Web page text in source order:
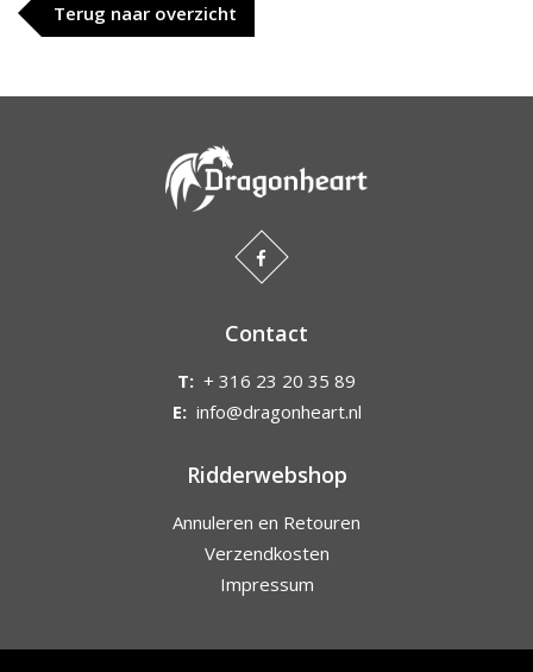
Terug naar overzicht
Contact
T: + 316 23 20 35 89
E: info@dragonheart.nl
Ridderwebshop
Annuleren en Retouren
Verzendkosten
Impressum